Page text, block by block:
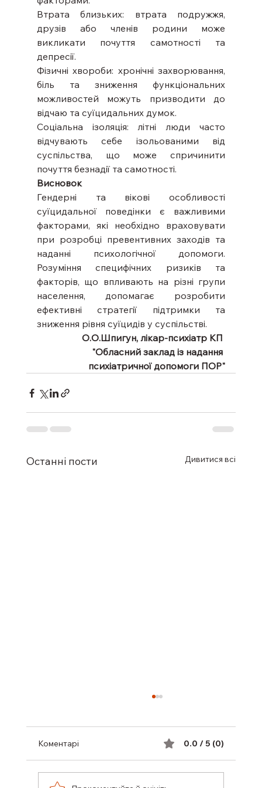
Втрата близьких: втрата подружжя,
друзів або членів родини може
викликати почуття самотності та
депресії.
Фізичні хвороби: хронічні захворювання,
біль та зниження функціональних
можливостей можуть призводити до
відчаю та суїцидальних думок.
Соціальна ізоляція: літні люди часто
відчувають себе ізольованими від
суспільства, що може спричинити
почуття безнадії та самотності.
Висновок
Гендерні та вікові особливості
суїцидальної поведінки є важливими
факторами, які необхідно враховувати
при розробці превентивних заходів та
наданні психологічної допомоги.
Розуміння специфічних ризиків та
факторів, що впливають на різні групи
населення, допомагає розробити
ефективні стратегії підтримки та
зниження рівня суїцидів у суспільстві.
О.О.Шпигун, лікар-психіатр КП
"Обласний заклад із надання
психіатричної допомоги ПОР"
Останні пости Дивитися всі
Коментарі 0.0 / 5 (0)